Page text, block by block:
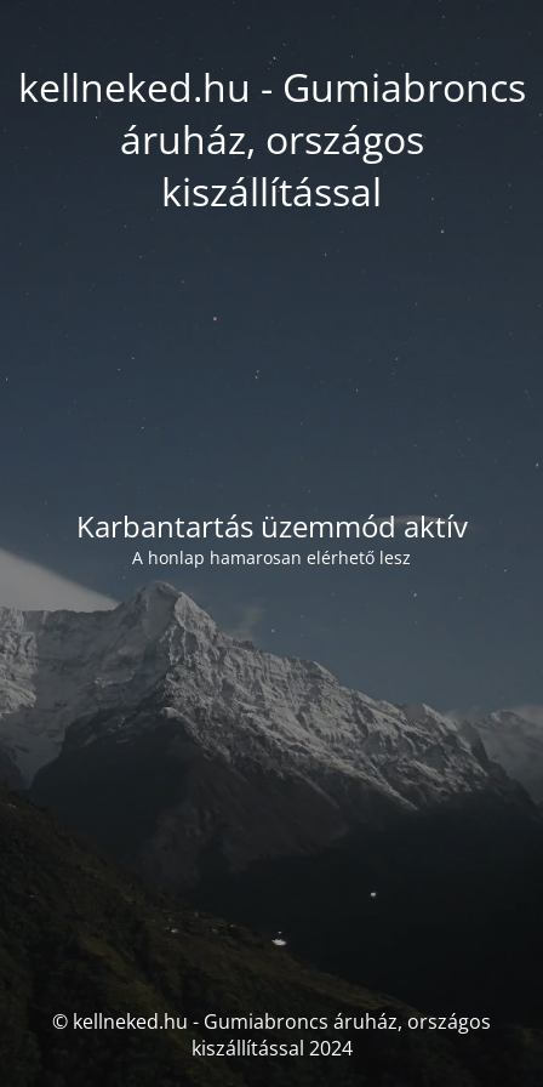
kellneked.hu - Gumiabroncs
áruház, országos
kiszállítással
Karbantartás üzemmód aktív
A honlap hamarosan elérhető lesz
© kellneked.hu - Gumiabroncs áruház, országos
kiszállítással 2024